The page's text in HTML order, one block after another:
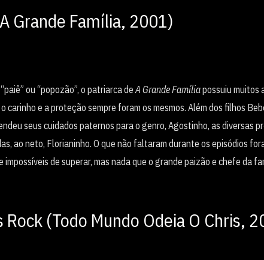
Grande Família, 2001)
ou “popozão”, o patriarca de A Grande Famíliapossuiu muitos
carinho e a proteção sempre foram os mesmos. Além dos filhos
seus cuidados paternos para o genro, Agostinho, as diversas
ao neto, Florianinho. O que não faltaram durante os episódios
impossíveis de superar, mas nada que o grande paizão e chefe da
(Todo Mundo Odeia O Chris,